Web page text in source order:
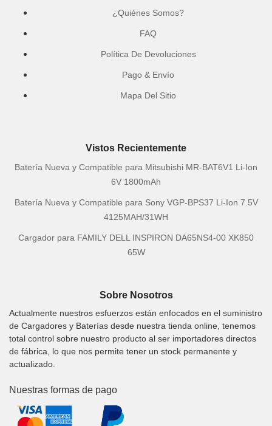
¿Quiénes Somos?
FAQ
Política De Devoluciones
Pago & Envío
Mapa Del Sitio
Vistos Recientemente
Batería Nueva y Compatible para Mitsubishi MR-BAT6V1 Li-Ion
6V 1800mAh
Batería Nueva y Compatible para Sony VGP-BPS37 Li-Ion 7.5V
4125MAH/31WH
Cargador para FAMILY DELL INSPIRON DA65NS4-00 XK850
65W
Sobre Nosotros
Actualmente nuestros esfuerzos están enfocados en el suministro
de Cargadores y Baterías desde nuestra tienda online, tenemos
total control sobre nuestro producto al ser importadores directos
de fábrica, lo que nos permite tener un stock permanente y
actualizado.
Nuestras formas de pago